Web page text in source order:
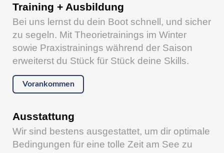
Training + Ausbildung
Bei uns lernst du dein Boot schnell, und sicher
zu segeln. Mit Theorietrainings im Winter
sowie Praxistrainings während der Saison
erweiterst du Stück für Stück deine Skills.
Vorankommen
Ausstattung
Wir sind bestens ausgestattet, um dir optimale
Bedingungen für eine tolle Zeit am See zu